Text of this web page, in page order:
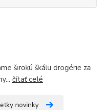
širokú škálu drogérie za
čítať celé
novinky